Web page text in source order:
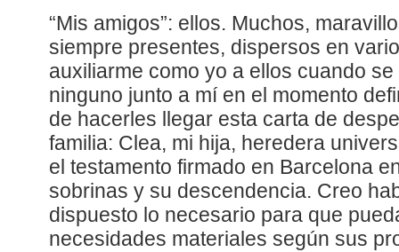
“Mis amigos”: ellos. Muchos,
siempre presentes, dispersos en
auxiliarme como yo a ellos cuando
ninguno junto a mí en el momento
de hacerles llegar esta carta de
familia: Clea, mi hija, heredera
el testamento firmado en Barcelona
sobrinas y su descendencia. Creo
dispuesto lo necesario para que
necesidades materiales según sus